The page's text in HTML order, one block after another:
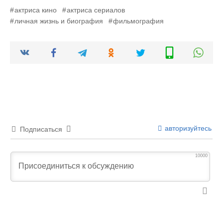
актриса кино
актриса сериалов
личная жизнь и биография
фильмография
Подписаться авторизуйтесь
10000